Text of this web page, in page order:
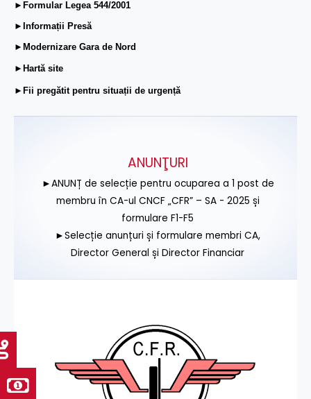
►Formular Legea 544/2001
►Informații Presă
►Modernizare Gara de Nord
►Hartă site
►Fii pregătit pentru situații de urgență
ANUNŢURI
►ANUNȚ de selecție pentru ocuparea a 1 post de
membru în CA-ul CNCF „CFR” – SA - 2025 și
formulare F1-F5
►Selecție anunțuri și formulare membri CA,
Director General și Director Financiar